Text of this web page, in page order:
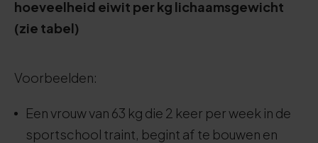
hoeveelheid eiwit per kg lichaamsgewicht
(zie tabel)
Voorbeelden:
Een vrouw van 63 kg die 2 keer per week in de
sportschool traint, begint af te bouwen en